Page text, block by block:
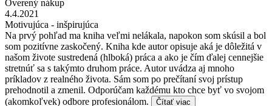
Overený nákup
4.4.2021
Motivujúca - inšpirujúca
Na prvý pohľad ma kniha veľmi nelákala, napokon som skúsil a bol
som pozitívne zaskočený. Kniha kde autor opisuje aká je dôležitá v
našom živote sustredená (hlboká) práca a ako je čím ďalej cennejšie
stretnúť sa s takýmto druhom práce. Autor uvádza aj mnoho
príkladov z realného života. Sám som po prečítaní svoj prístup
prehodnotil a zmenil. Odporúčam každému kto chce byť vo svojom
(akomkoľvek) odbore profesionálom.
Čítať viac